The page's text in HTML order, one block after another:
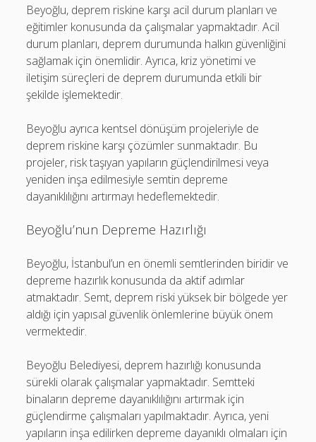
Beyoğlu, deprem riskine karşı acil durum planları ve
eğitimler konusunda da çalışmalar yapmaktadır. Acil
durum planları, deprem durumunda halkın güvenliğini
sağlamak için önemlidir. Ayrıca, kriz yönetimi ve
iletişim süreçleri de deprem durumunda etkili bir
şekilde işlemektedir.
Beyoğlu ayrıca kentsel dönüşüm projeleriyle de
deprem riskine karşı çözümler sunmaktadır. Bu
projeler, risk taşıyan yapıların güçlendirilmesi veya
yeniden inşa edilmesiyle semtin depreme
dayanıklılığını artırmayı hedeflemektedir.
Beyoğlu’nun Depreme Hazırlığı
Beyoğlu, İstanbul’un en önemli semtlerinden biridir ve
depreme hazırlık konusunda da aktif adımlar
atmaktadır. Semt, deprem riski yüksek bir bölgede yer
aldığı için yapısal güvenlik önlemlerine büyük önem
vermektedir.
Beyoğlu Belediyesi, deprem hazırlığı konusunda
sürekli olarak çalışmalar yapmaktadır. Semtteki
binaların depreme dayanıklılığını artırmak için
güçlendirme çalışmaları yapılmaktadır. Ayrıca, yeni
yapıların inşa edilirken depreme dayanıklı olmaları için